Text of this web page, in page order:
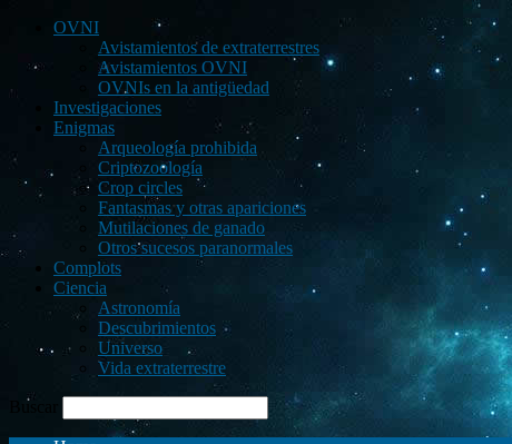
OVNI
Avistamientos de extraterrestres
Avistamientos OVNI
OVNIs en la antigüedad
Investigaciones
Enigmas
Arqueología prohibida
Criptozoología
Crop circles
Fantasmas y otras apariciones
Mutilaciones de ganado
Otros sucesos paranormales
Complots
Ciencia
Astronomía
Descubrimientos
Universo
Vida extraterrestre
Buscar